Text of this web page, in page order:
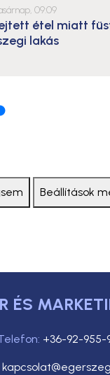
09:09
étel miatt
lakás
Beállítások
ÉS
+36-92-955-